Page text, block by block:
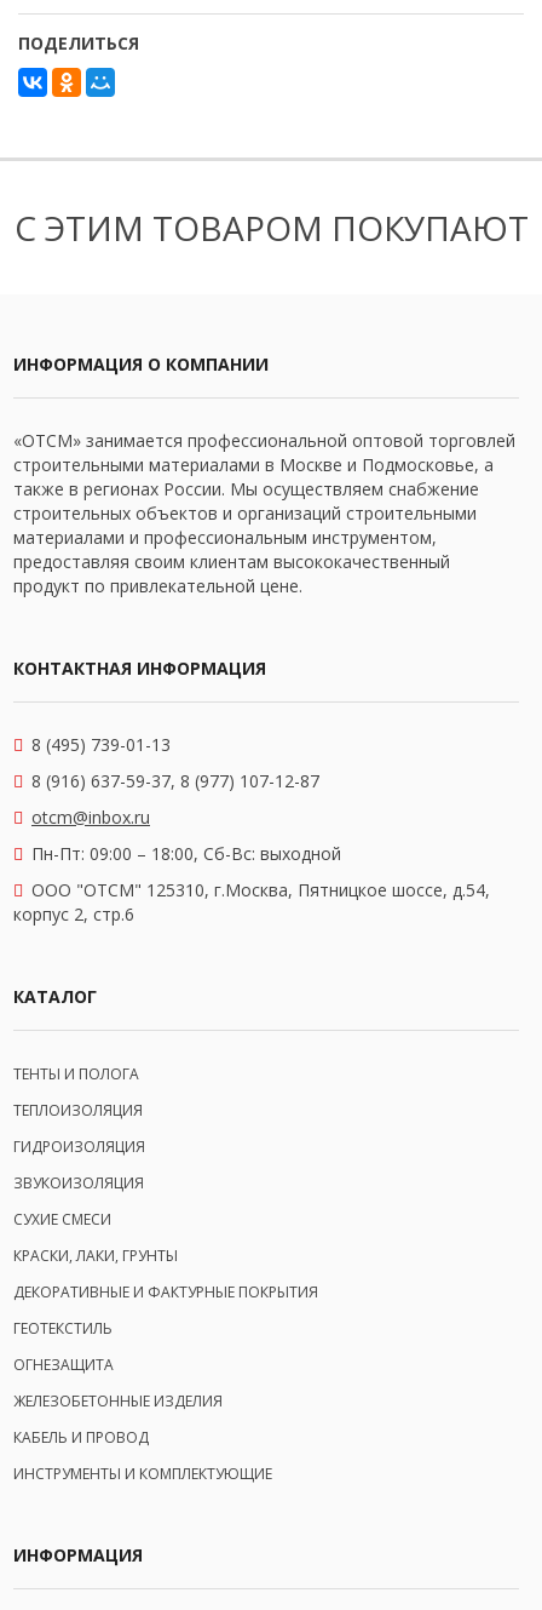
ПОДЕЛИТЬСЯ
С ЭТИМ ТОВАРОМ ПОКУПАЮТ
ИНФОРМАЦИЯ О КОМПАНИИ
«ОТСМ» занимается профессиональной оптовой торговлей
строительными материалами в Москве и Подмосковье, а
также в регионах России. Мы осуществляем снабжение
строительных объектов и организаций строительными
материалами и профессиональным инструментом,
предоставляя своим клиентам высококачественный
продукт по привлекательной цене.
КОНТАКТНАЯ ИНФОРМАЦИЯ
8 (495) 739-01-13
8 (916) 637-59-37, 8 (977) 107-12-87
otcm@inbox.ru
Пн-Пт: 09:00 – 18:00, Сб-Вс: выходной
OOO "ОТСМ" 125310, г.Москва, Пятницкое шоссе, д.54,
корпус 2, стр.6
КАТАЛОГ
ТЕНТЫ И ПОЛОГА
ТЕПЛОИЗОЛЯЦИЯ
ГИДРОИЗОЛЯЦИЯ
ЗВУКОИЗОЛЯЦИЯ
СУХИЕ СМЕСИ
КРАСКИ, ЛАКИ, ГРУНТЫ
ДЕКОРАТИВНЫЕ И ФАКТУРНЫЕ ПОКРЫТИЯ
ГЕОТЕКСТИЛЬ
ОГНЕЗАЩИТА
ЖЕЛЕЗОБЕТОННЫЕ ИЗДЕЛИЯ
КАБЕЛЬ И ПРОВОД
ИНСТРУМЕНТЫ И КОМПЛЕКТУЮЩИЕ
ИНФОРМАЦИЯ